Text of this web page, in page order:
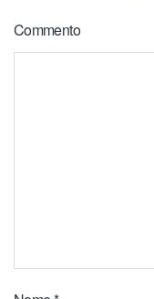
Commento